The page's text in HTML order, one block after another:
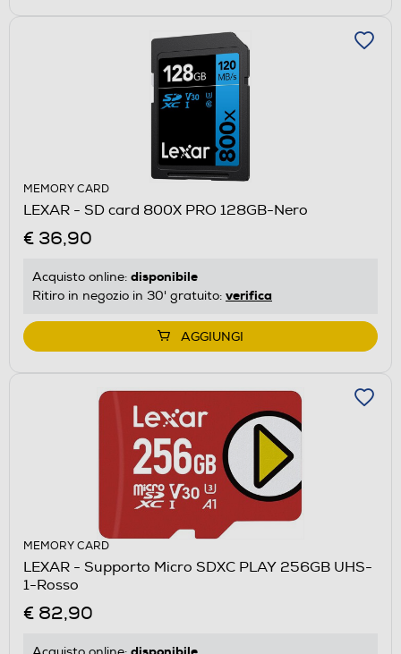
MEMORY CARD
LEXAR - SD card 800X PRO 128GB-Nero
€ 36,90
Acquisto online: disponibile
Ritiro in negozio in 30' gratuito: verifica
AGGIUNGI
MEMORY CARD
LEXAR - Supporto Micro SDXC PLAY 256GB UHS-
1-Rosso
€ 82,90